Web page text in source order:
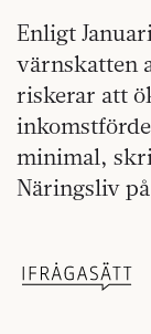
Enligt
värnskatten
riskerar att
minimal,
Näringsliv på